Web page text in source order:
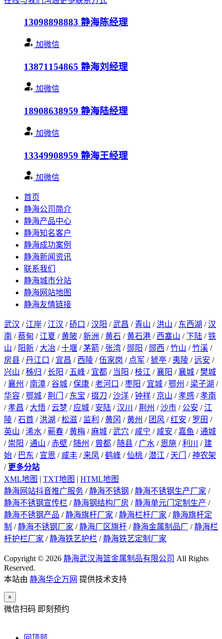
13098898883 静海陈经理
加微信
13871154865 静海刘经理
加微信
18908638959 静海陆经理
加微信
13349908959 静海王经理
加微信
首页
静海公司简介
静海产品中心
静海知名客户
静海成功案例
静海新闻资讯
联系我们
静海城市分站
静海网站地图
静海友情链接
武汉 / 江岸 / 江汉 /硚口 /汉阳 /武昌 / 青山 / 洪山 / 东西湖 /汉
南 /蔡甸 / 江夏 /黄陂 /新洲 /黄石 /黄石港 / 西塞山 /下陆 /铁
山 / 阳新 / 大冶 /十堰 /茅箭 / 张湾 / 郧阳 / 郧西 /竹山 /竹溪 /
房县 /丹江口 / 宜昌 / 西陵 /伍家岗 / 点军 /猇亭 / 夷陵 /远安 /
兴山 /秭归 /长阳 / 五峰 / 宜都 / 当阳 /枝江 /襄阳 /襄城 /樊城
/襄州 / 南漳 /谷城 /保康 /老河口 /枣阳 / 宜城 /鄂州 / 梁子湖 /
华容 /鄂城 /荆门 / 东宝 /掇刀 /沙洋 /钟祥 / 京山 /孝感 /孝南
/孝昌 / 大悟 /云梦 / 应城 / 安陆 /汉川 /荆州 /沙市 / 公安 / 江
陵 /石首 / 洪湖 /松滋 / 监利 /黄冈 /黄州 / 团风 /红安 / 罗田 /
英山 /浠水 /蕲春 /黄梅 / 麻城 /武穴 / 咸宁 / 咸安 / 嘉鱼 /通城
/ 崇阳 /通山 /赤壁 / 随州 / 曾都 / 随县 / 广水 / 恩施 /利川 / 建
始 / 巴东 / 宣恩 / 咸丰 / 来凤 /鹤峰 /仙桃 /潜江 / 天门 /神农架
/ 更多分站
XML地图 | TXT地图 | HTML地图
静海网站抖音推广服务 /静海不锈钢 /静海不锈钢生产厂家 /
静海不锈钢宣传栏 /静海钢结构厂房 /静海单元门定制生产 /
静海不锈钢产品 /静海旗杆厂家 /静海栏杆厂家 /静海旗杆定
制 /静海不锈钢厂家 /静海厂区旗杆 /静海金属制品厂 /静海栏
杆护栏厂家 /静海铁艺护栏 /静海铁艺定制厂家
Copyright © 2026 静海武汉海篮金属制品有限公司 All Rights
Reserved.
本站由 静海华企万网 提供技术支持
×
微信扫码 即刻预约